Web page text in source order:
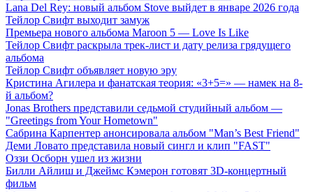
Lana Del Rey: новый альбом Stove выйдет в январе 2026 года
Тейлор Свифт выходит замуж
Премьера нового альбома Maroon 5 — Love Is Like
Тейлор Свифт раскрыла трек-лист и дату релиза грядущего
альбома
Тейлор Свифт объявляет новую эру
Кристина Агилера и фанатская теория: «3+5=» — намек на 8-
й альбом?
Jonas Brothers представили седьмой студийный альбом —
"Greetings from Your Hometown"
Сабрина Карпентер анонсировала альбом "Man’s Best Friend"
Деми Ловато представила новый сингл и клип "FAST"
Оззи Осборн ушел из жизни
Билли Айлиш и Джеймс Кэмерон готовят 3D-концертный
фильм